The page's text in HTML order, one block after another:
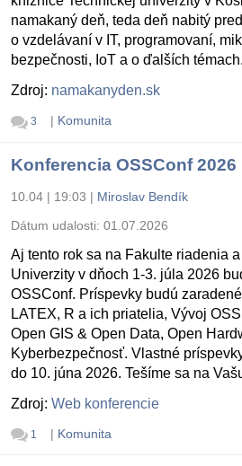
namakaný deň, teda deň nabitý
o vzdelávaní v IT, programovaní,
bezpečnosti, IoT a o ďalších témach.
Zdroj: namakanyden.sk
3 | Komunita
Konferencia OSSConf 2026
10.04 | 19:03 | Miroslav Bendík
Dátum udalosti: 01.07.2026
Aj tento rok sa na Fakulte riadenia
Univerzity v dňoch 1-3. júla 2026
OSSConf. Príspevky budú
LATEX, R a ich priatelia, Vývoj
Open GIS & Open Data, Open
Kyberbezpečnosť. Vlastné
do 10. júna 2026. Tešíme sa na
Zdroj: Web konferencie
1 | Komunita